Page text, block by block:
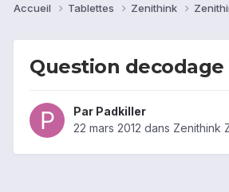
Accueil Tablettes Zenithink
Question decodage
Par Padkiller
22 mars 2012 dans Zenithink